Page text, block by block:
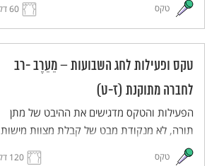
בחלומותיהם ויעלו את חלומותיהם על הבמה.
טקס 60 דקות
טקס ופעילות לחג השבועות – מֵעֵרֶב -רב
לחברה מתוקנת (ז-ט)
הפעילות והטקס מדגישים את ההיבט של מתן
תורה, לא מנקודת מבט של קבלת מצוות מישות
עליונה אלא מנקודת מבט סוציולוגית-לאומית.
טקס 120 דקות